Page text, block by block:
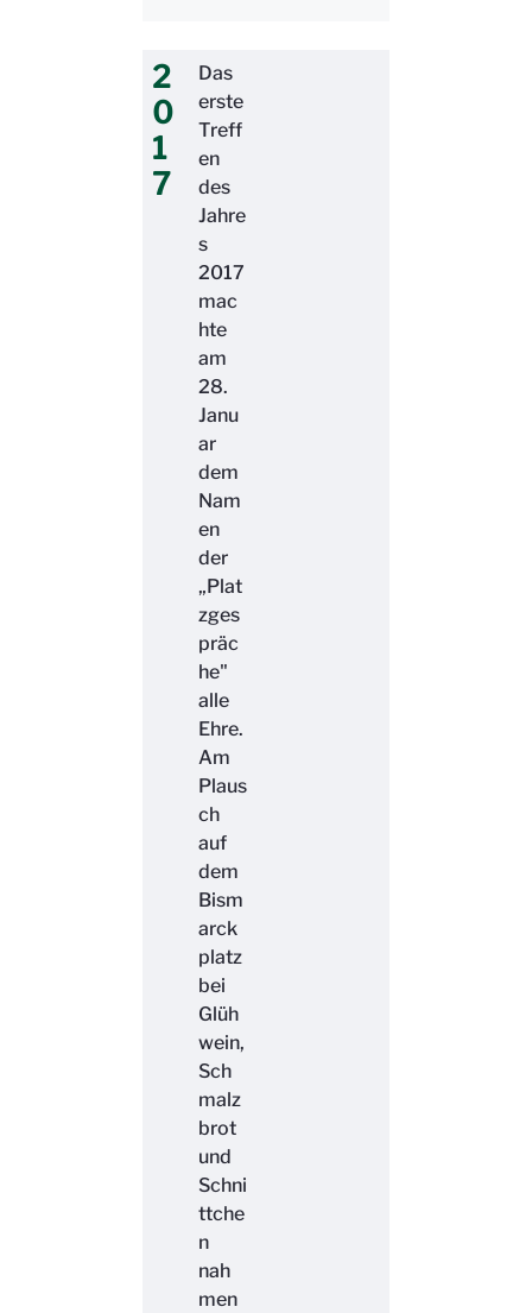
2
0
1
7
Das
erste
Treff
en
des
Jahre
s
2017
mac
hte
am
28.
Janu
ar
dem
Nam
en
der
„Plat
zges
präc
he"
alle
Ehre.
Am
Plaus
ch
auf
dem
Bism
arck
platz
bei
Glüh
wein,
Sch
malz
brot
und
Schni
ttche
n
nah
men